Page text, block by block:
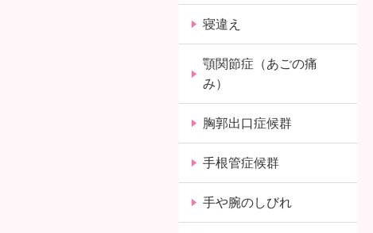
寝違え
顎関節症（あごの痛
み）
胸郭出口症候群
手根管症候群
手や腕のしびれ